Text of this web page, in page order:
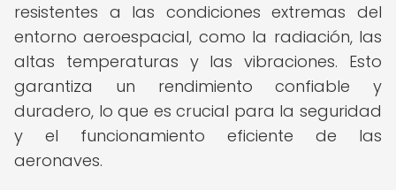
resistentes a las condiciones extremas del
entorno aeroespacial, como la radiación, las
altas temperaturas y las vibraciones. Esto
garantiza un rendimiento confiable y
duradero, lo que es crucial para la seguridad
y el funcionamiento eficiente de las
aeronaves.